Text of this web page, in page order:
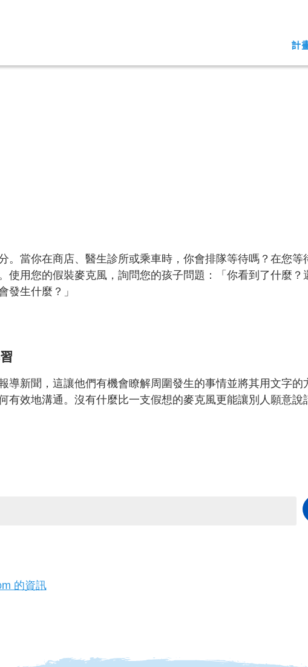
計
。當你在商店、醫生診所或乘車時，你會排隊等待嗎？在您等
使用您的假裝麥克風，詢問您的孩子問題：「你看到了什麼？
發生什麼？」
導新聞，這讓他們有機會瞭解周圍發生的事情並將其用文字的
有效地溝通。沒有什麼比一支假想的麥克風更能讓別人願意說
的資訊